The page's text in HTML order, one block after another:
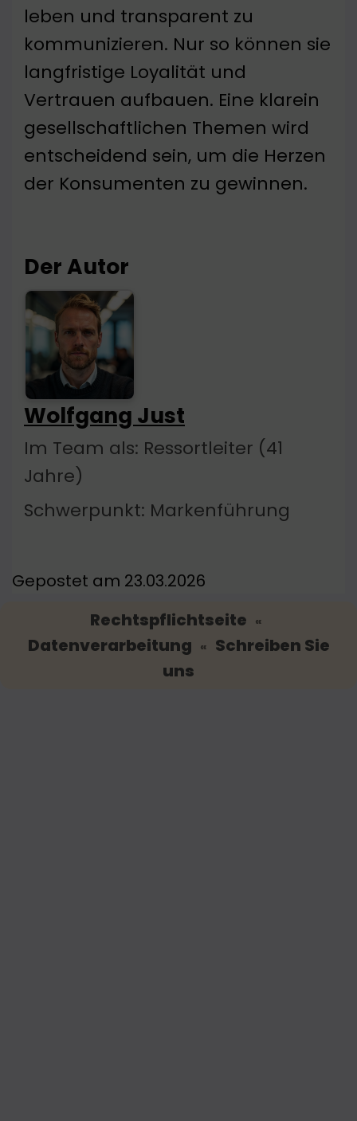
leben und transparent zu
kommunizieren. Nur so können sie
langfristige Loyalität und
Vertrauen aufbauen. Eine klarein
gesellschaftlichen Themen wird
entscheidend sein, um die Herzen
der Konsumenten zu gewinnen.
Der Autor
Wolfgang Just
Im Team als: Ressortleiter (41
Jahre)
Schwerpunkt: Markenführung
Gepostet am 23.03.2026
Rechtspflichtseite «
Datenverarbeitung « Schreiben Sie
uns